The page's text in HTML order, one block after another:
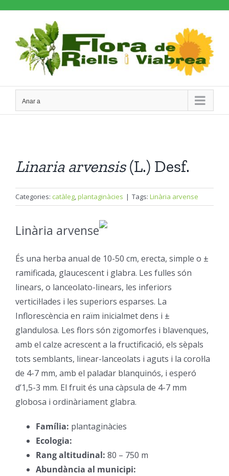
content
Anar a
Linaria arvensis(L.) Desf.
Categories: catàleg,plantaginàcies | Tags: Linària arvense
Linària arvense
És una herba anual de 10-50 cm, erecta, simple o ±
ramificada, glaucescent i glabra. Les fulles són
linears, o lanceolato-linears, les inferiors
verticil·lades i les superiors esparses. La
Inflorescència en raïm inicialmet dens i ±
glandulosa. Les flors són zigomorfes i blavenques,
amb el calze acrescent a la fructificació, els sèpals
tots semblants, linear-lanceolats i aguts i la corol·la
de 4-7 mm, amb el paladar blanquinós, i esperó
d’1,5-3 mm. El fruit és una càpsula de 4-7 mm
globosa i ordinàriament glabra.
Família: plantaginàcies
Ecologia:
Rang altitudinal: 80 – 750 m
Abundància al municipi: